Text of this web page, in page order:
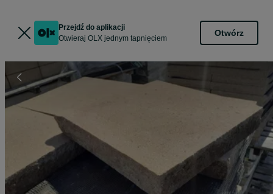
Przejdź do aplikacji
Otwieraj OLX jednym tapnięciem
Otwórz